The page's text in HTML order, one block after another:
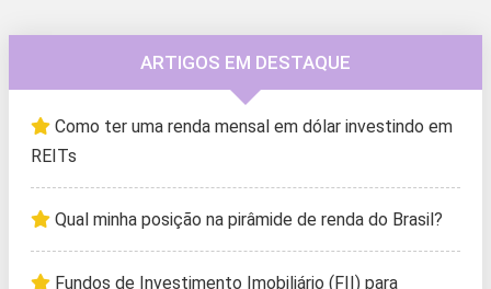
ARTIGOS EM DESTAQUE
Como ter uma renda mensal em dólar investindo em
REITs
Qual minha posição na pirâmide de renda do Brasil?
Fundos de Investimento Imobiliário (FII) para